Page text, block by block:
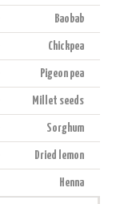
Baobab
Chickpea
Pigeon pea
Millet seeds
Sorghum
Dried lemon
Henna